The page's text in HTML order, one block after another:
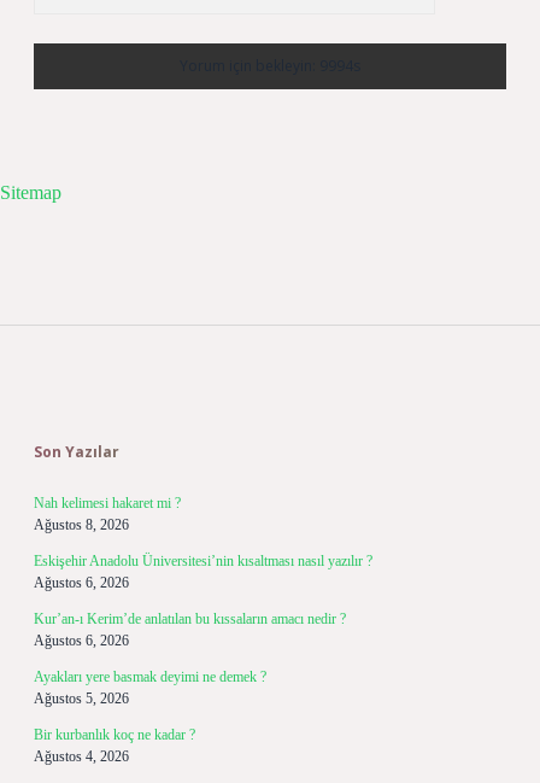
Sitemap
Son Yazılar
Nah kelimesi hakaret mi ?
Ağustos 8, 2026
Eskişehir Anadolu Üniversitesi’nin kısaltması nasıl yazılır ?
Ağustos 6, 2026
Kur’an-ı Kerim’de anlatılan bu kıssaların amacı nedir ?
Ağustos 6, 2026
Ayakları yere basmak deyimi ne demek ?
Ağustos 5, 2026
Bir kurbanlık koç ne kadar ?
Ağustos 4, 2026